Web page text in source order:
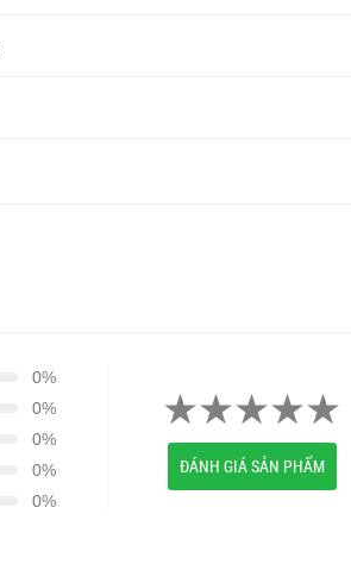
0%
0%
0%
0%
0%
ĐÁNH GIÁ SẢN PHẨM